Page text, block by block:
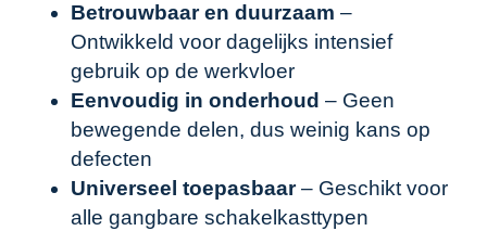
Betrouwbaar en duurzaam –
Ontwikkeld voor dagelijks intensief
gebruik op de werkvloer
Eenvoudig in onderhoud – Geen
bewegende delen, dus weinig kans op
defecten
Universeel toepasbaar– Geschikt voor
alle gangbare schakelkasttypen